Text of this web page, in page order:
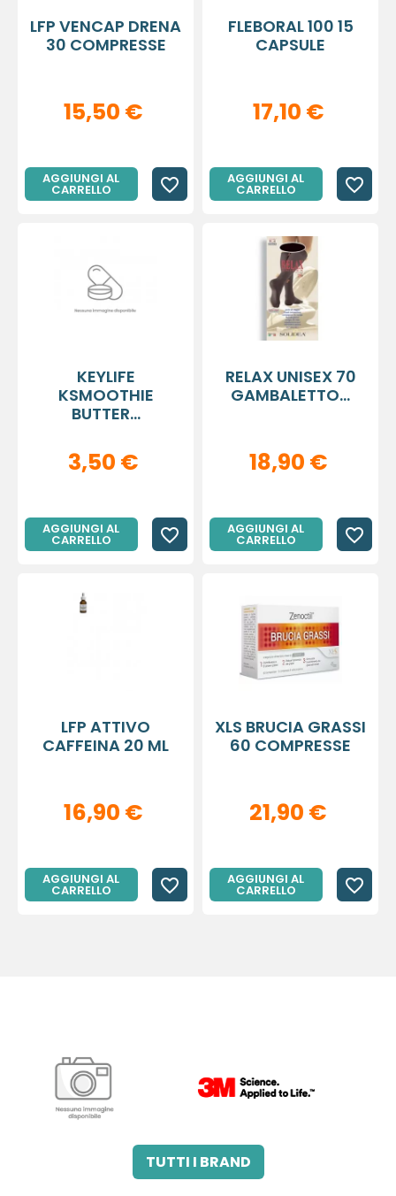
LFP VENCAP DRENA
30 COMPRESSE
15,50 €
AGGIUNGI AL
CARRELLO favorite_border
FLEBORAL 100 15
CAPSULE
17,10 €
AGGIUNGI AL
CARRELLO favorite_border
KEYLIFE
KSMOOTHIE
BUTTER...
3,50 €
AGGIUNGI AL
CARRELLO favorite_border
RELAX UNISEX 70
GAMBALETTO...
18,90 €
AGGIUNGI AL
CARRELLO favorite_border
LFP ATTIVO
CAFFEINA 20 ML
16,90 €
AGGIUNGI AL
CARRELLO favorite_border
XLS BRUCIA GRASSI
60 COMPRESSE
21,90 €
AGGIUNGI AL
CARRELLO favorite_border
3M ITALIA SRL A.B.PHARM SRL
TUTTI I BRAND